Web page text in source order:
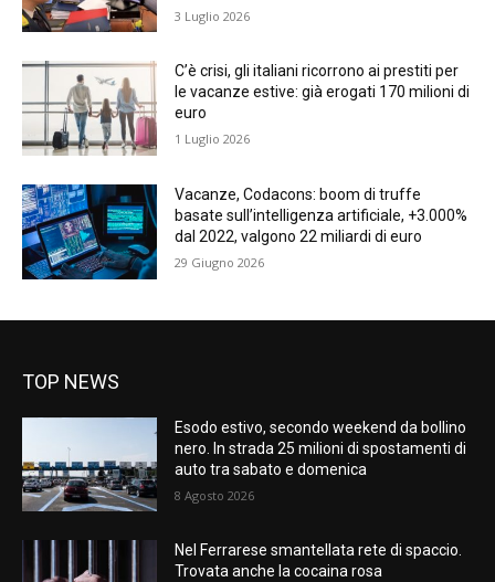
3 Luglio 2026
C’è crisi, gli italiani ricorrono ai prestiti per
le vacanze estive: già erogati 170 milioni di
euro
1 Luglio 2026
Vacanze, Codacons: boom di truffe
basate sull’intelligenza artificiale, +3.000%
dal 2022, valgono 22 miliardi di euro
29 Giugno 2026
TOP NEWS
Esodo estivo, secondo weekend da bollino
nero. In strada 25 milioni di spostamenti di
auto tra sabato e domenica
8 Agosto 2026
Nel Ferrarese smantellata rete di spaccio.
Trovata anche la cocaina rosa